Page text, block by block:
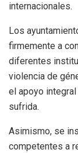
internacionales.
Los
firmemente a
diferentes
violencia de
el apoyo
sufrida.
Asimismo, se
competentes a